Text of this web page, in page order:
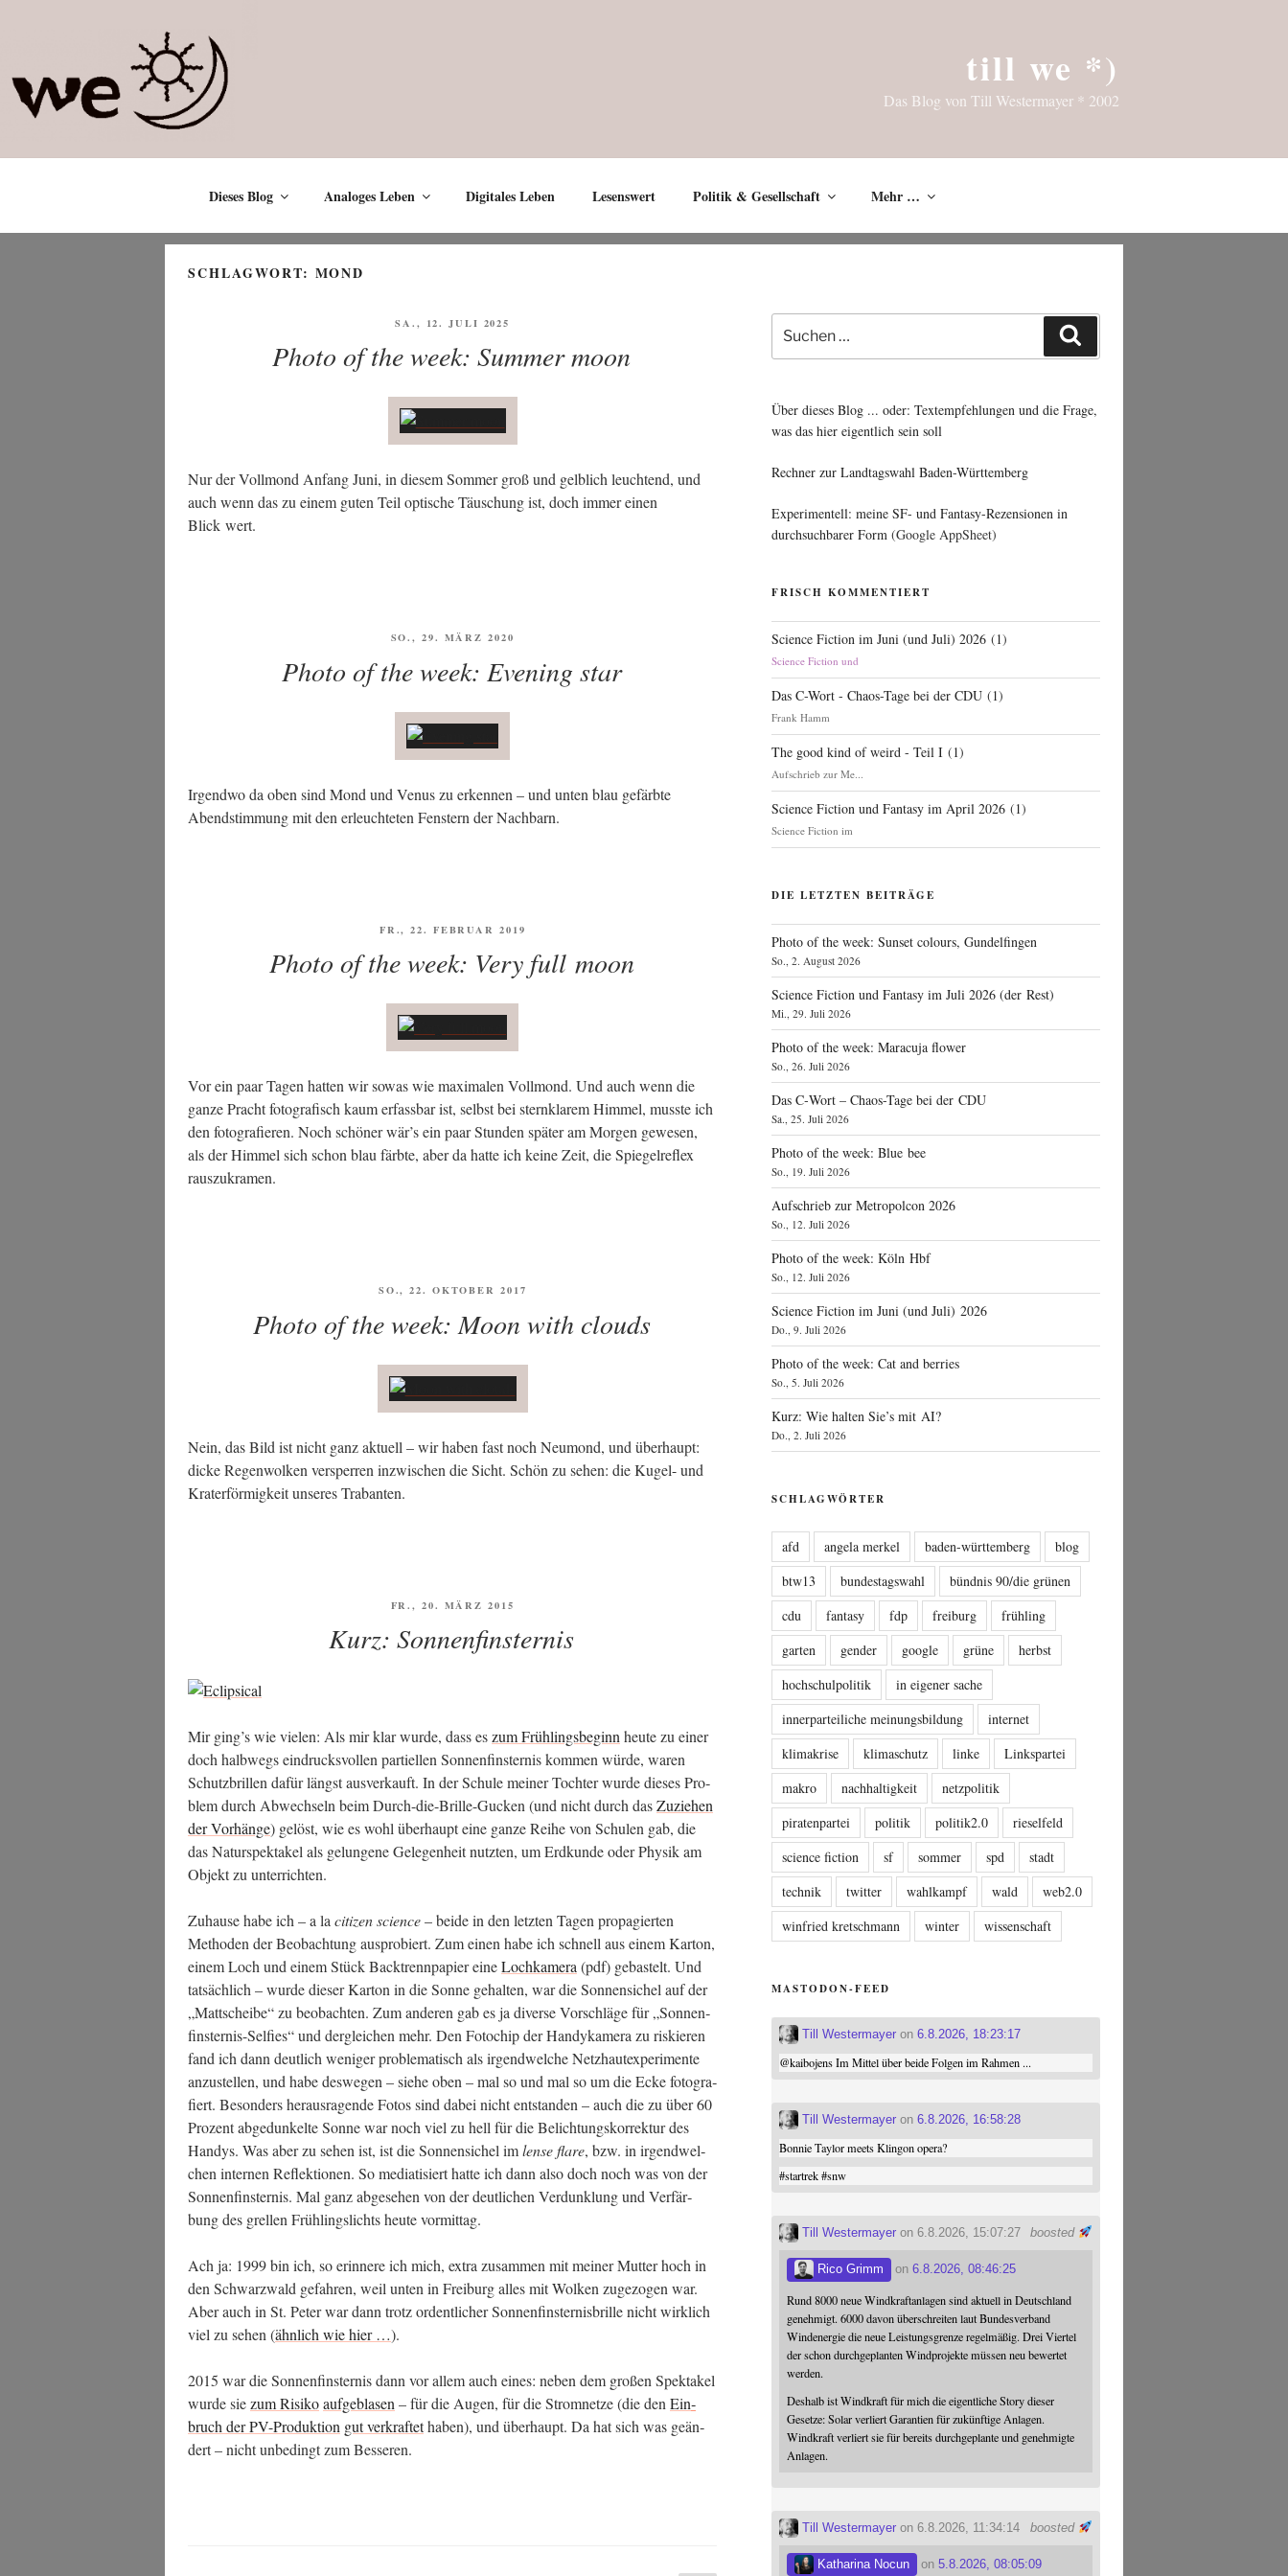
till we *)
Das Blog von Till Westermayer * 2002
Dieses Blog Analoges Leben Digitales Leben Lesenswert Politik & Gesellschaft Mehr …
SCHLAGWORT: MOND
VERÖFFENTLICHT
SA., 12. JULI 2025
Photo of the week: Summer moon
Nur der Voll­mond Anfang Juni, in die­sem Som­mer groß und gelb­lich leuch­tend, und
auch wenn das zu einem guten Teil opti­sche Täu­schung ist, doch immer einen
Blick wert.
VERÖFFENTLICHT
SO., 29. MÄRZ 2020
Photo of the week: Evening star
Irgend­wo da oben sind Mond und Venus zu erken­nen – und unten blau gefärb­te
Abend­stim­mung mit den erleuch­te­ten Fens­tern der Nachbarn.
VERÖFFENTLICHT
FR., 22. FEBRUAR 2019
Photo of the week: Very full moon
Vor ein paar Tagen hat­ten wir sowas wie maxi­ma­len Voll­mond. Und auch wenn die
gan­ze Pracht foto­gra­fisch kaum erfass­bar ist, selbst bei stern­kla­rem Him­mel, muss­te ich
den foto­gra­fie­ren. Noch schö­ner wär’s ein paar Stun­den spä­ter am Mor­gen gewe­sen,
als der Him­mel sich schon blau färb­te, aber da hat­te ich kei­ne Zeit, die Spie­gel­re­flex
rauszukramen.
VERÖFFENTLICHT
SO., 22. OKTOBER 2017
Photo of the week: Moon with clouds
Nein, das Bild ist nicht ganz aktu­ell – wir haben fast noch Neu­mond, und über­haupt:
dicke Regen­wol­ken ver­sper­ren inzwi­schen die Sicht. Schön zu sehen: die Kugel- und
Kra­ter­för­mig­keit unse­res Trabanten.
VERÖFFENTLICHT
FR., 20. MÄRZ 2015
Kurz: Sonnenfinsternis
Mir ging’s wie vie­len: Als mir klar wur­de, dass eszum Früh­lings­be­ginnheu­te zu einer
doch halb­wegs ein­drucks­vol­len par­ti­el­len Son­nen­fins­ter­nis kom­men wür­de, waren
Schutz­bril­len dafür längst aus­ver­kauft. In der Schu­le mei­ner Toch­ter wur­de die­ses Pro­
blem durch Abwech­seln beim Durch-die-Bril­le-Gucken (und nicht durch dasZuzie­hen
der Vor­hän­ge) gelöst, wie es wohl über­haupt eine gan­ze Rei­he von Schu­len gab, die
das Natur­spek­ta­kel als gelun­ge­ne Gele­gen­heit nutz­ten, um Erd­kun­de oder Phy­sik am
Objekt zu unterrichten.
Zuhau­se habe ich – a laciti­zen sci­ence– bei­de in den letz­ten Tagen pro­pa­gier­ten
Metho­den der Beob­ach­tung aus­pro­biert. Zum einen habe ich schnell aus einem Kar­ton,
einem Loch und einem Stück Back­trenn­pa­pier eineLoch­ka­me­ra(pdf) gebas­telt. Und
tat­säch­lich – wur­de die­ser Kar­ton in die Son­ne gehal­ten, war die Son­nen­si­chel auf der
„Matt­schei­be“ zu beob­ach­ten. Zum ande­ren gab es ja diver­se Vor­schlä­ge für „Son­nen­
fins­ter­nis-Sel­fies“ und der­glei­chen mehr. Den Foto­chip der Han­dy­ka­me­ra zu ris­kie­ren
fand ich dann deut­lich weni­ger pro­ble­ma­tisch als irgend­wel­che Netz­haut­ex­pe­ri­men­te
anzu­stel­len, und habe des­we­gen – sie­he oben – mal so und mal so um die Ecke foto­gra­
fiert. Beson­ders her­aus­ra­gen­de Fotos sind dabei nicht ent­stan­den – auch die zu über 60
Pro­zent abge­dun­kel­te Son­ne war noch viel zu hell für die Belich­tungs­kor­rek­tur des
Han­dys. Was aber zu sehen ist, ist die Son­nen­si­chel imlen­se fla­re, bzw. in irgend­wel­
chen inter­nen Reflek­tio­nen. So media­ti­siert hat­te ich dann also doch noch was von der
Son­nen­fins­ter­nis. Mal ganz abge­se­hen von der deut­li­chen Ver­dunk­lung und Ver­fär­
bung des grel­len Früh­lings­lichts heu­te vormittag.
Ach ja: 1999 bin ich, so erin­ne­re ich mich, extra zusam­men mit mei­ner Mut­ter hoch in
den Schwarz­wald gefah­ren, weil unten in Frei­burg alles mit Wol­ken zuge­zo­gen war.
Aber auch in St. Peter war dann trotz ordent­li­cher Son­nen­fins­ter­nis­bril­le nicht wirk­lich
viel zu sehen (ähn­lich wie hier …).
2015 war die Son­nen­fins­ter­nis dann vor allem auch eines: neben dem gro­ßen Spek­ta­kel
wur­de siezum Risi­koauf­ge­bla­sen– für die Augen, für die Strom­net­ze (die denEin­
bruch der PV-Pro­duk­ti­on gut ver­kraf­tethaben), und über­haupt. Da hat sich was geän­
dert – nicht unbe­dingt zum Besseren.
Suche
nach:
Über dieses Blog ... oder: Textempfehlungen und die Frage,
was das hier eigentlich sein soll
Rechner zur Landtagswahl Baden-Württemberg
Experimentell: meine SF- und Fantasy-Rezensionen in
durchsuchbarer Form (Google AppSheet)
FRISCH KOMMENTIERT
Science Fiction im Juni (und Juli) 2026 (1)
Science Fiction und
Das C-Wort - Chaos-Tage bei der CDU (1)
Frank Hamm
The good kind of weird - Teil I (1)
Aufschrieb zur Me...
Science Fiction und Fantasy im April 2026 (1)
Science Fiction im
DIE LETZTEN BEITRÄGE
Photo of the week: Sunset colours, Gundelfingen
So., 2. August 2026
Science Fiction und Fantasy im Juli 2026 (der Rest)
Mi., 29. Juli 2026
Photo of the week: Maracuja flower
So., 26. Juli 2026
Das C‑Wort – Chaos-Tage bei der CDU
Sa., 25. Juli 2026
Photo of the week: Blue bee
So., 19. Juli 2026
Aufschrieb zur Metropolcon 2026
So., 12. Juli 2026
Photo of the week: Köln Hbf
So., 12. Juli 2026
Science Fiction im Juni (und Juli) 2026
Do., 9. Juli 2026
Photo of the week: Cat and berries
So., 5. Juli 2026
Kurz: Wie halten Sie’s mit AI?
Do., 2. Juli 2026
SCHLAGWÖRTER
afd angela merkel baden-württemberg
blog
btw13
bundestagswahl
bündnis 90/die grünen
cdu
fantasy fdp freiburg
frühling
garten
gender google grüne
herbst
hochschulpolitik
in eigener sache
innerparteiliche meinungsbildung
internet
klimakrise
klimaschutz linke
Linkspartei
makro
nachhaltigkeit
netzpolitik
piratenpartei
politik politik2.0
rieselfeld
science fiction
sf sommer spd
stadt
technik
twitter wahlkampf wald
web2.0
winfried kretschmann
winter wissenschaft
MASTODON-FEED
Till Westermayer on6.8.2026, 18:23:17
@kaibojensIm Mittel über beide Folgen im Rahmen ...
Till Westermayer on6.8.2026, 16:58:28
Bonnie Taylor meets Klingon opera?
#startrek #snw
boosted
Till Westermayer on 6.8.2026, 15:07:27
Rico Grimm on6.8.2026, 08:46:25
Rund 8000 neue Windkraftanlagen sind aktuell in Deutschland
genehmigt. 6000 davon überschreiten laut Bundesverband
Windenergie die neue Leistungsgrenze regelmäßig. Drei Viertel
der schon durchgeplanten Windprojekte müssen neu bewertet
werden.
Deshalb ist Windkraft für mich die eigentliche Story dieser
Gesetze: Solar verliert Garantien für zukünftige Anlagen.
Windkraft verliert sie für bereits durchgeplante und genehmigte
Anlagen.
boosted
Till Westermayer on 6.8.2026, 11:34:14
Katharina Nocun on5.8.2026, 08:05:09